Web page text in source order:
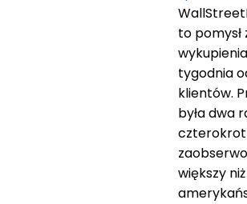
to pomysł
tygodnia
klientów.
była dwa
większy